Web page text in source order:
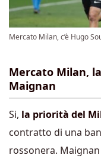
Mercato Milan, c’è Hugo
Mercato Milan,
Maignan
Si, la priorità del
contratto di una
rossonera.